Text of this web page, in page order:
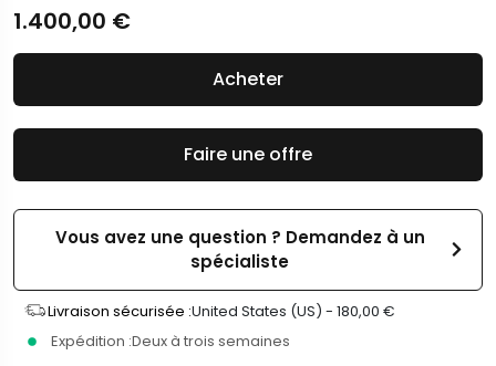
1.400,00 €
Faire une offre
Vous avez une question ? Demandez à un
spécialiste
Livraison sécurisée :United States (US) - 180,00 €
Expédition :Deux à trois semaines
Acheter